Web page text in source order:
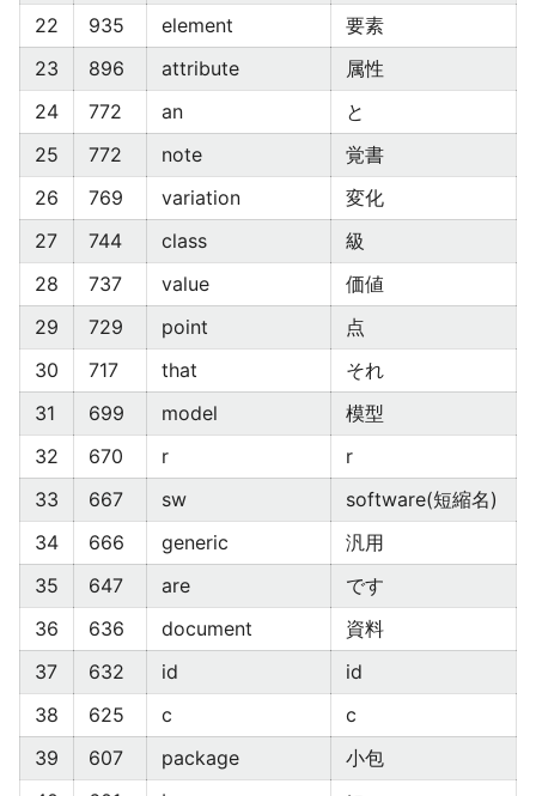
22
935 element
要素
23
896 attribute
属性
24
772 an
と
25
772 note
覚書
26
769 variation
変化
27
744 class
級
28
737 value
価値
29
729 point
点
30
717 that
それ
31
699 model
模型
32
670 r
r
33
667 sw
software(短縮名)
34
666 generic
汎用
35
647 are
です
36
636 document
資料
37
632 id
id
38
625 c
c
39
607 package
小包